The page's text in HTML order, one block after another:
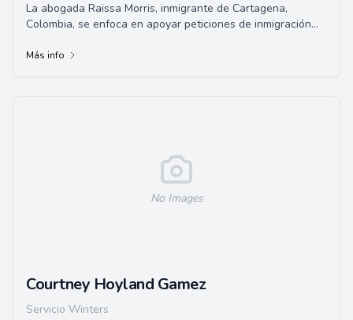
La abogada Raissa Morris, inmigrante de Cartagena,
Colombia, se enfoca en apoyar peticiones de inmigración
Más info
No Images
Courtney Hoyland Gamez
Servicio Winters